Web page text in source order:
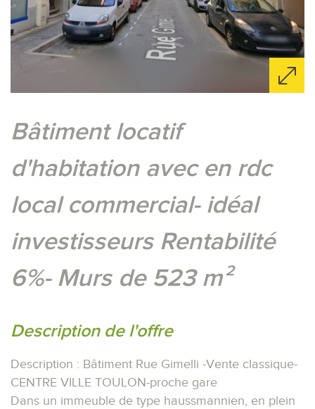
Bâtiment locatif
d'habitation avec en rdc
local commercial- idéal
investisseurs Rentabilité
6%- Murs de 523 m²
Description de l'offre
Description : Bâtiment Rue Gimelli -Vente classique-
CENTRE VILLE TOULON-proche gare
Dans un immeuble de type haussmannien, en plein